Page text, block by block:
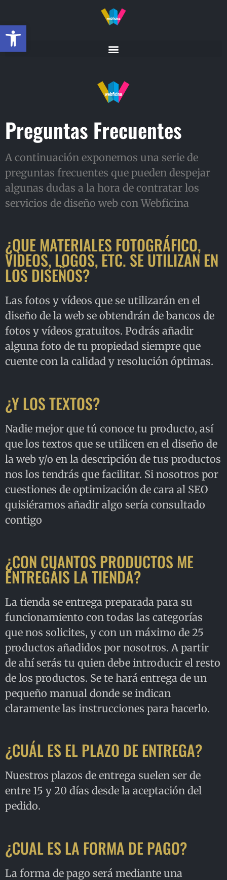
Preguntas Frecuentes
A continuación exponemos una serie de
preguntas frecuentes que pueden despejar
algunas dudas a la hora de contratar los
servicios de diseño web con Webficina
¿QUE MATERIALES FOTOGRÁFICO,
VIDEOS, LOGOS, ETC. SE UTILIZAN EN
LOS DISEÑOS?
Las fotos y vídeos que se utilizarán en el
diseño de la web se obtendrán de bancos de
fotos y vídeos gratuitos. Podrás añadir
alguna foto de tu propiedad siempre que
cuente con la calidad y resolución óptimas.
¿Y LOS TEXTOS?
Nadie mejor que tú conoce tu producto, así
que los textos que se utilicen en el diseño de
la web y/o en la descripción de tus productos
nos los tendrás que facilitar. Si nosotros por
cuestiones de optimización de cara al SEO
quisiéramos añadir algo sería consultado
contigo
¿CON CUANTOS PRODUCTOS ME
ENTREGÁIS LA TIENDA?
La tienda se entrega preparada para su
funcionamiento con todas las categorías
que nos solicites, y con un máximo de 25
productos añadidos por nosotros. A partir
de ahí serás tu quien debe introducir el resto
de los productos. Se te hará entrega de un
pequeño manual donde se indican
claramente las instrucciones para hacerlo.
¿CUÁL ES EL PLAZO DE ENTREGA?
Nuestros plazos de entrega suelen ser de
entre 15 y 20 días desde la aceptación del
pedido.
¿CUAL ES LA FORMA DE PAGO?
La forma de pago será mediante una
Abrir barra de herramientas